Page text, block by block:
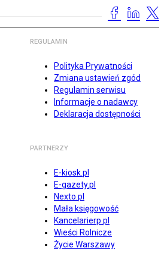
REGULAMIN
Polityka Prywatności
Zmiana ustawień zgód
Regulamin serwisu
Informacje o nadawcy
Deklaracja dostępności
PARTNERZY
E-kiosk.pl
E-gazety.pl
Nexto.pl
Mała księgowość
Kancelarierp.pl
Wieści Rolnicze
Życie Warszawy